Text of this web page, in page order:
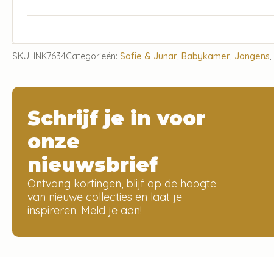
SKU: INK7634Categorieën: Sofie & Junar, Babykamer, Jongens,
Schrijf je in voor
onze
nieuwsbrief
Ontvang kortingen, blijf op de hoogte
van nieuwe collecties en laat je
inspireren. Meld je aan!